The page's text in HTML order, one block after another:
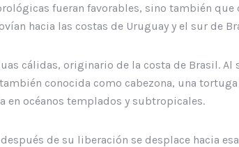
fueran favorables, sino también
hacia las costas de Uruguay y el sur de
cálidas, originario de la costa de Brasil.
conocida como cabezona, una
en océanos templados y subtropicales.
de su liberación se desplace hacia